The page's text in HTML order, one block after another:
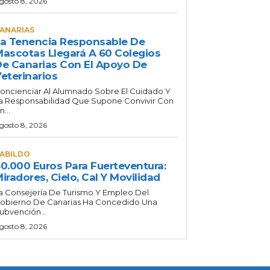
Tenencia Responsable De
Llegará A 60 Colegios
Canarias Con El Apoyo De
Al Alumnado Sobre El Cuidado Y
Responsabilidad Que Supone Convivir Con
8, 2026
Euros Para Fuerteventura:
Cielo, Cal Y Movilidad
Consejería De Turismo Y Empleo Del
De Canarias Ha Concedido Una
8, 2026